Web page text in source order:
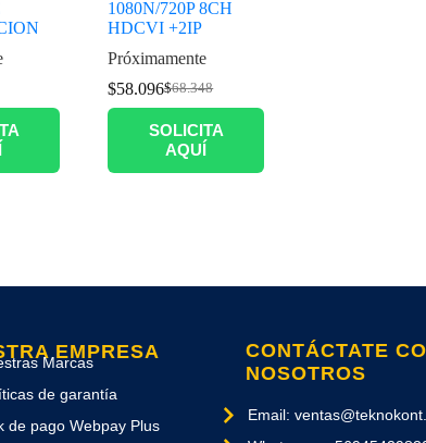
1080N/720P 8CH
HDCVI +2IP
Próximamente
$68.348
$58.096
SOLICITA
AQUÍ
EMPRESA
Marcas
de garantía
de pago Webpay Plus
CONTÁCTATE
NOSOTROS
Email: